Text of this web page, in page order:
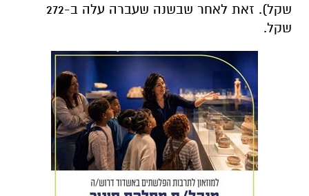
שקל). זאת לאחר שבשנה שעברה עלה ב-272
שקל.